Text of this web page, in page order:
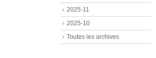
2025-11
2025-10
Toutes les archives